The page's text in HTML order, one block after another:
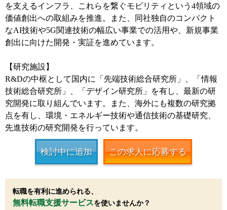
を支えるインフラ、これらを繋ぐモビリティという4領域の
価値創出への取組みを推進。また、同社独自のコンパクト
なAI技術や5G関連技術の幅広い事業での活用や、新規事業
創出に向けた開発・実証を進めています。
【研究施設】
R&Dの中枢として国内に「先端技術総合研究所」、「情報
技術総合研究所」、「デザイン研究所」を有し、最新の研
究開発に取り組んでいます。また、海外にも複数の研究拠
点を有し、環境・エネルギー技術や通信技術の基礎研究、
先進技術の研究開発を行っています。
検討中に追加 この求人に応募する
転職を有利に進められる、
無料転職支援サービスを使いませんか？